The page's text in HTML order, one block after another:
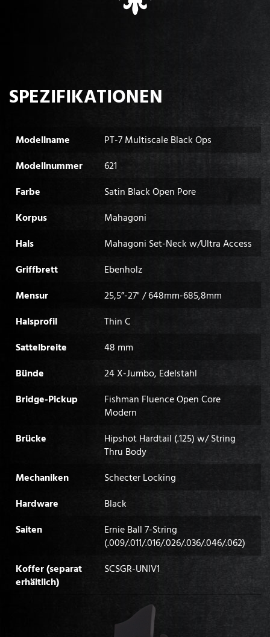
SPEZIFIKATIONEN
Modellname
PT-7 Multiscale Black Ops
Modellnummer
621
Farbe
Satin Black Open Pore
Korpus
Mahagoni
Hals
Mahagoni Set-Neck w/Ultra Access
Griffbrett
Ebenholz
Mensur
25,5”-27" / 648mm-685,8mm
Halsprofil
Thin C
Sattelbreite
48 mm
Bünde
24 X-Jumbo, Edelstahl
Bridge-Pickup
Fishman Fluence Open Core
Modern
Brücke
Hipshot Hardtail (.125) w/ String
Thru Body
Mechaniken
Schecter Locking
Hardware
Black
Saiten
Ernie Ball 7-String
(.009/.011/.016/.026/.036/.046/.062)
Koffer (separat
erhältlich)
SCSGR-UNIV1